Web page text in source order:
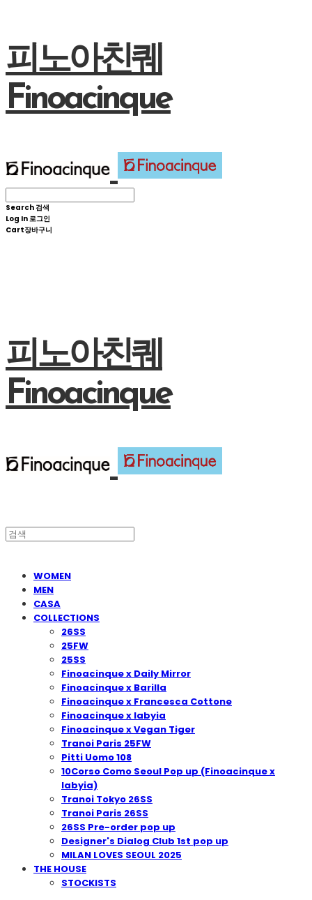
피노아친퀘
Finoacinque
Search검색
Log In로그인
Cart장바구니
피노아친퀘
Finoacinque
WOMEN
MEN
CASA
COLLECTIONS
26SS
25FW
25SS
Finoacinque x Daily Mirror
Finoacinque x Barilla
Finoacinque x Francesca Cottone
Finoacinque x Iabyia
Finoacinque x Vegan Tiger
Tranoi Paris 25FW
Pitti Uomo 108
10Corso Como Seoul Pop up (Finoacinque x
Iabyia)
Tranoi Tokyo 26SS
Tranoi Paris 26SS
26SS Pre-order pop up
Designer's Dialog Club 1st pop up
MILAN LOVES SEOUL 2025
THE HOUSE
STOCKISTS